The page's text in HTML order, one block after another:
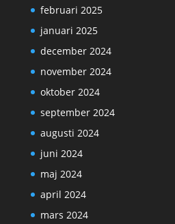
februari 2025
januari 2025
december 2024
november 2024
oktober 2024
september 2024
augusti 2024
juni 2024
maj 2024
april 2024
mars 2024